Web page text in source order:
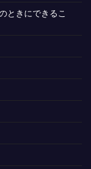
ときにできるこ